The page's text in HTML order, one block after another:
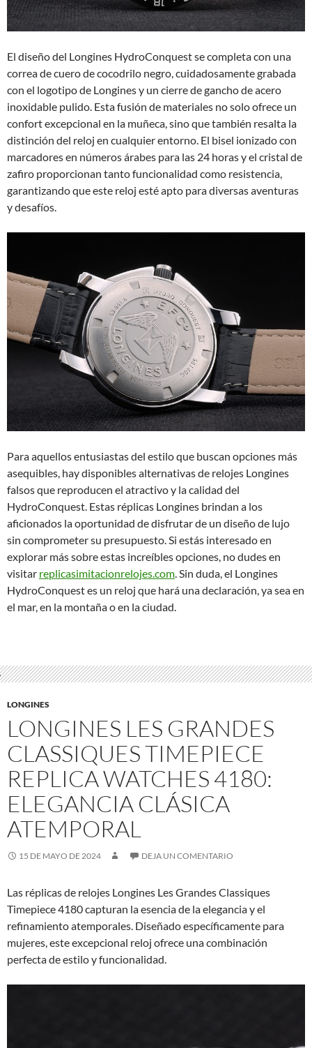
El diseño del Longines HydroConquest se completa con una
correa de cuero de cocodrilo negro, cuidadosamente grabada
con el logotipo de Longines y un cierre de gancho de acero
inoxidable pulido. Esta fusión de materiales no solo ofrece un
confort excepcional en la muñeca, sino que también resalta la
distinción del reloj en cualquier entorno. El bisel ionizado con
marcadores en números árabes para las 24 horas y el cristal de
zafiro proporcionan tanto funcionalidad como resistencia,
garantizando que este reloj esté apto para diversas aventuras
y desafíos.
Para aquellos entusiastas del estilo que buscan opciones más
asequibles, hay disponibles alternativas de relojes Longines
falsos que reproducen el atractivo y la calidad del
HydroConquest. Estas réplicas Longines brindan a los
aficionados la oportunidad de disfrutar de un diseño de lujo
sin comprometer su presupuesto. Si estás interesado en
explorar más sobre estas increíbles opciones, no dudes en
visitar replicasimitacionrelojes.com. Sin duda, el Longines
HydroConquest es un reloj que hará una declaración, ya sea en
el mar, en la montaña o en la ciudad.
LONGINES
LONGINES LES GRANDES
CLASSIQUES TIMEPIECE
REPLICA WATCHES 4180:
ELEGANCIA CLÁSICA
ATEMPORAL
15 DE MAYO DE 2024 DEJA UN COMENTARIO
Las réplicas de relojes Longines Les Grandes Classiques
Timepiece 4180 capturan la esencia de la elegancia y el
refinamiento atemporales. Diseñado específicamente para
mujeres, este excepcional reloj ofrece una combinación
perfecta de estilo y funcionalidad.